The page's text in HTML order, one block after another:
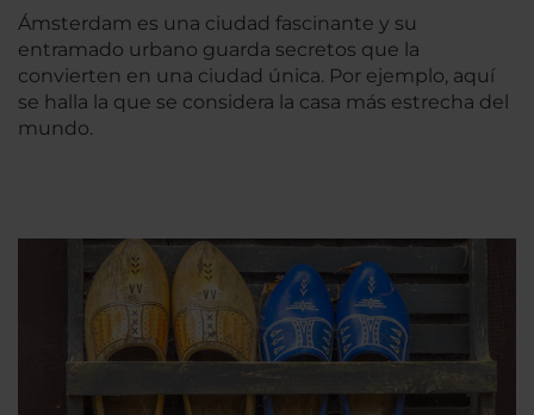
Ámsterdam es una ciudad fascinante y su
entramado urbano guarda secretos que la
convierten en una ciudad única. Por ejemplo, aquí
se halla la que se considera la casa más estrecha del
mundo.